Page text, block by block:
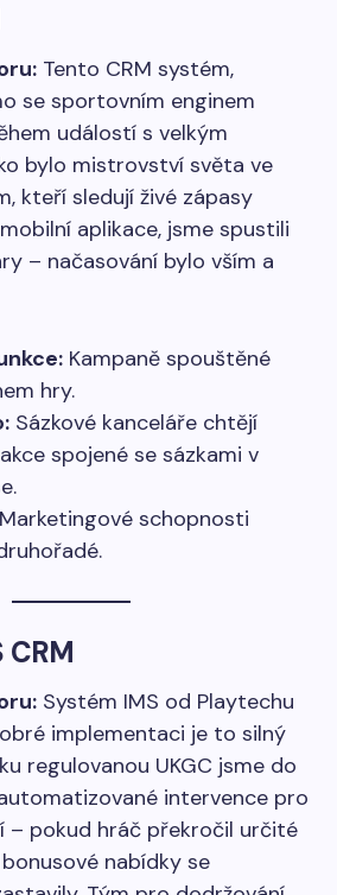
Tento CRM systém,
se sportovním enginem
událostí s velkým
bylo mistrovství světa ve
kteří sledují živé zápasy
aplikace, jsme spustili
– načasování bylo vším a
Kampaně spouštěné
hry.
Sázkové kanceláře chtějí
spojené se sázkami v
Marketingové schopnosti
CRM
Systém IMS od Playtechu
implementaci je to silný
regulovanou UKGC jsme do
intervence pro
– pokud hráč překročil určité
nabídky se